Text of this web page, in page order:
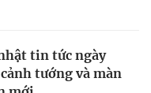
tin tức ngày
tướng và màn